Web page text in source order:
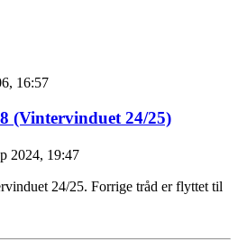
16:57
(Vintervinduet 24/25)
2024, 19:47
24/25. Forrige tråd er flyttet til